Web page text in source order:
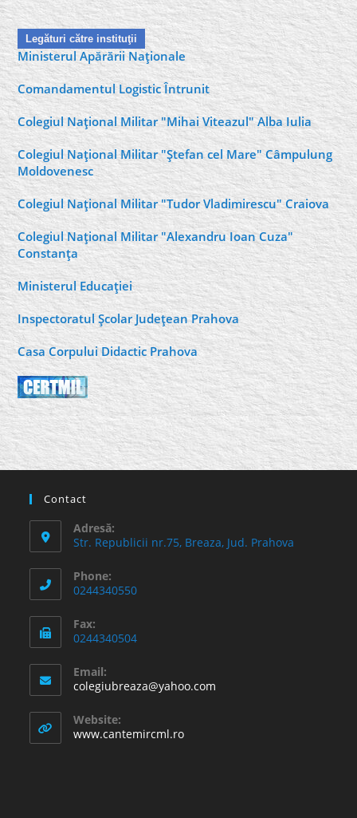
Legături către instituţii
Ministerul Apărării Naţionale
Comandamentul Logistic Întrunit
Colegiul Naţional Militar "Mihai Viteazul" Alba Iulia
Colegiul Naţional Militar "Ştefan cel Mare" Câmpulung
Moldovenesc
Colegiul Naţional Militar "Tudor Vladimirescu" Craiova
Colegiul Naţional Militar "Alexandru Ioan Cuza"
Constanţa
Ministerul Educaţiei
Inspectoratul Şcolar Judeţean Prahova
Casa Corpului Didactic Prahova
Contact
Adresă:
Str. Republicii nr.75, Breaza, Jud. Prahova
Phone:
0244340550
Fax:
0244340504
Email:
colegiubreaza@yahoo.com
Website:
www.cantemircml.ro